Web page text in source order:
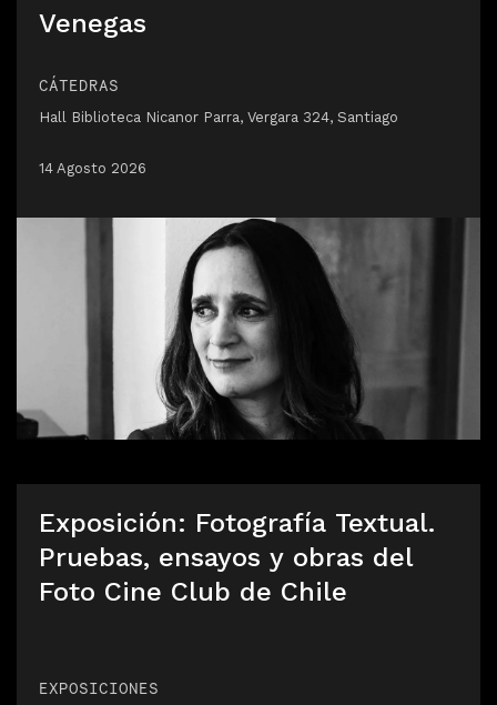
Venegas
CÁTEDRAS
Hall Biblioteca Nicanor Parra, Vergara 324, Santiago
14 Agosto 2026
Exposición: Fotografía Textual.
Pruebas, ensayos y obras del
Foto Cine Club de Chile
EXPOSICIONES